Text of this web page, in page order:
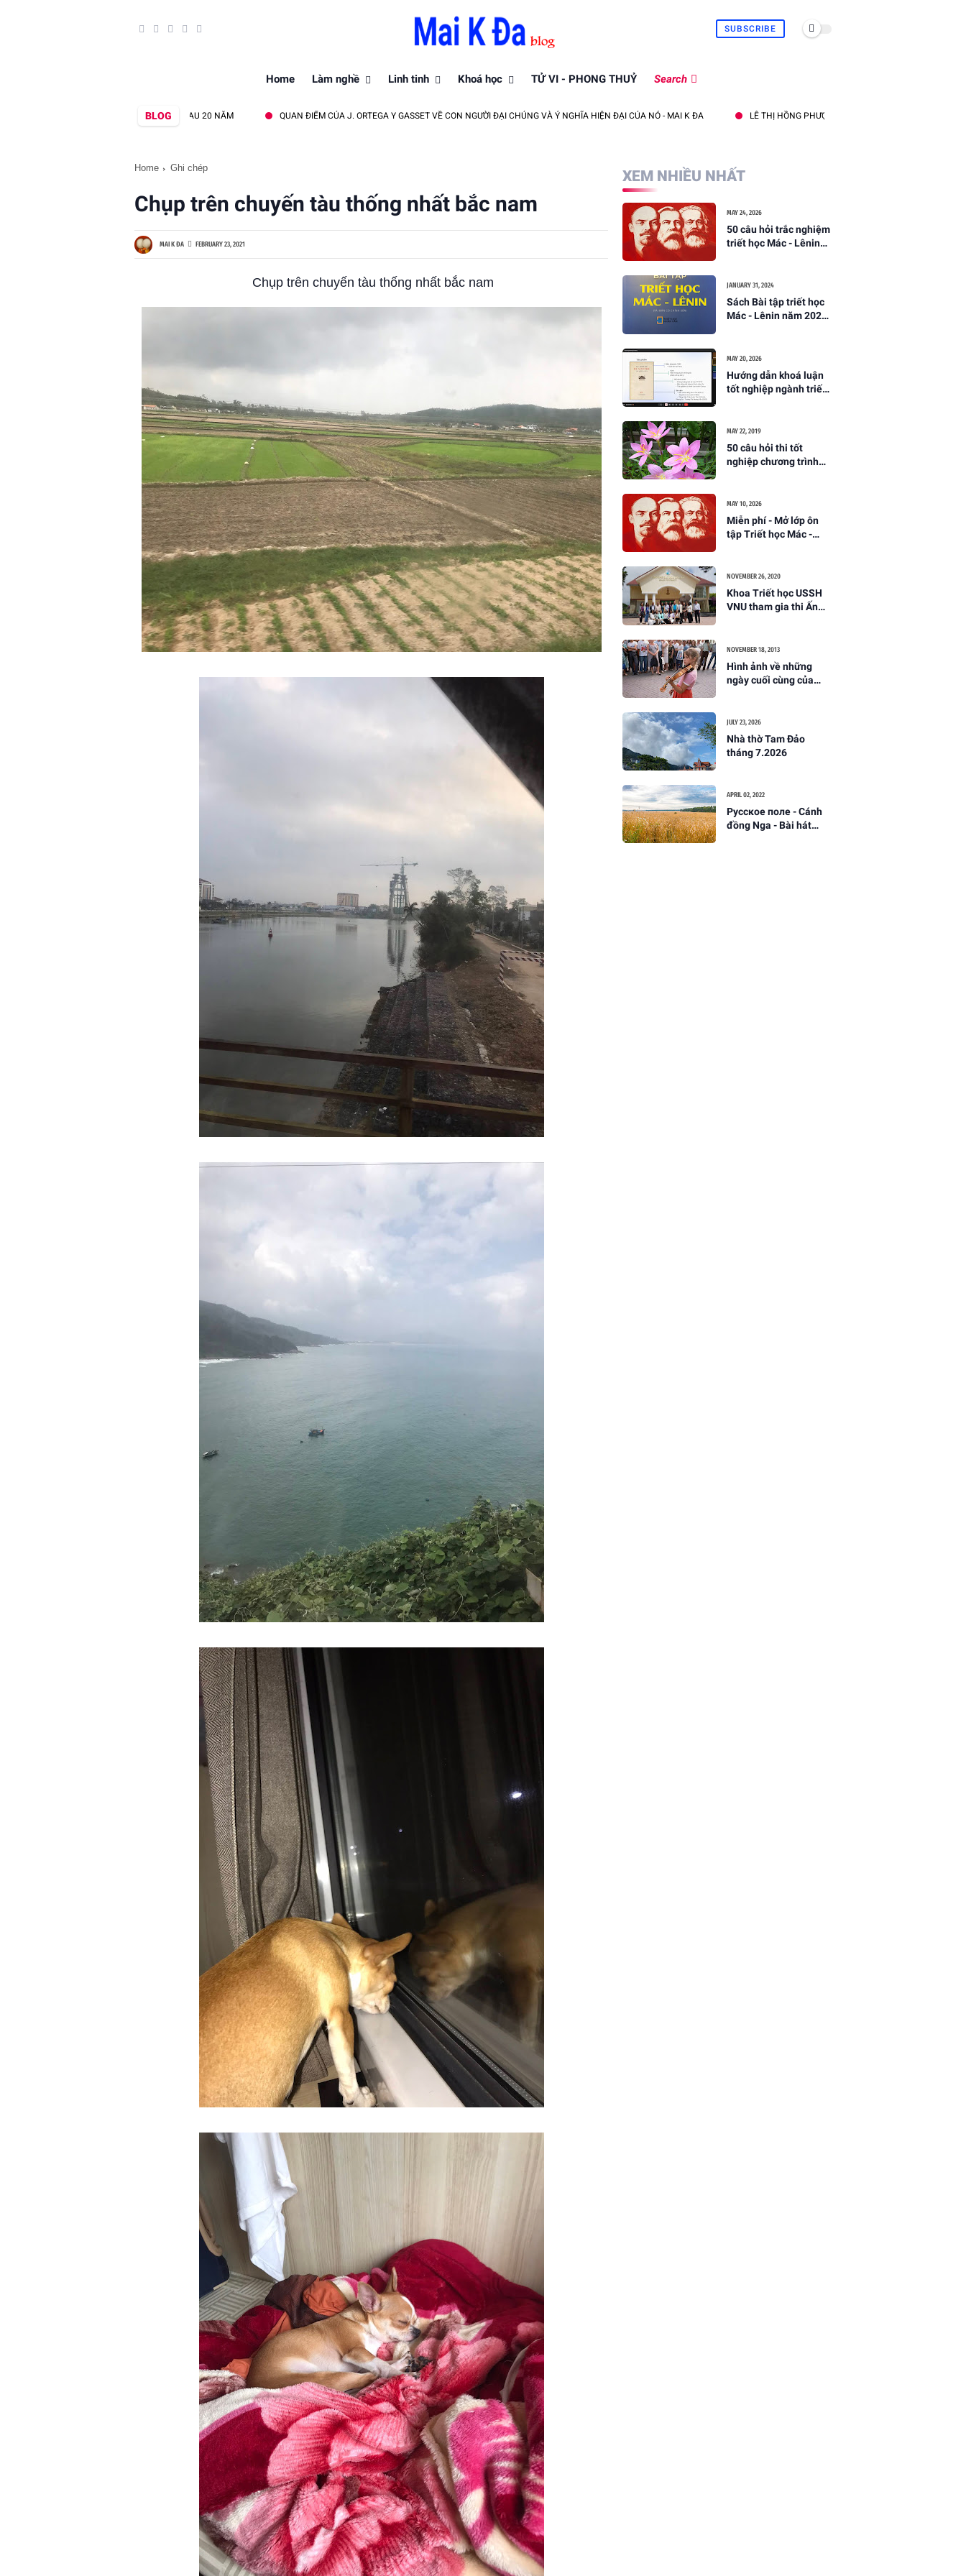
SUBSCRIBE
Home Làm nghề Linh tinh Khoá học TỬ VI - PHONG THUỶ Search
BLOG
QUAY LẠI TAM ĐẢO SAU 20 NĂM QUAN ĐIỂM CỦA J. ORTEGA Y GASSET VỀ CON NGƯỜI ĐẠI CHÚNG VÀ Ý NGHĨA HIỆN ĐẠI CỦA NÓ - MAI K ĐA LÊ THỊ HỒNG PHƯỢNG - GIÁ TRỊ CỦA TRIẾT LÝ GIÁO DỤC “NAI
Home Ghi chép
Chụp trên chuyến tàu thống nhất bắc nam
MAI K ĐA FEBRUARY 23, 2021
Chụp trên chuyến tàu thống nhất bắc nam
XEM NHIỀU NHẤT
MAY 24, 2026
50 câu hỏi trắc nghiệm
triết học Mác - Lênin
JANUARY 31, 2024
Sách Bài tập triết học
Mác - Lênin năm 2024
Hà Nội)
MAY 20, 2026
Hướng dẫn khoá luận
tốt nghiệp ngành triết
MAY 22, 2019
50 câu hỏi thi tốt
nghiệp chương trình
MAY 10, 2026
Miễn phí - Mở lớp ôn
tập Triết học Mác -
NOVEMBER 26, 2020
Khoa Triết học USSH
VNU tham gia thi Ấn
NOVEMBER 18, 2013
Hình ảnh về những
ngày cuối cùng của
JULY 23, 2026
Nhà thờ Tam Đảo
tháng 7.2026
APRIL 02, 2022
Русское поле - Cánh
đồng Nga - Bài hát